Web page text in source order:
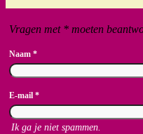
Vragen met * moeten
Naam *
E-mail *
Ik ga je niet spammen.